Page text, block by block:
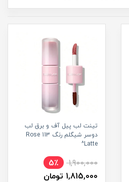
تینت لب پیل آف و برق لب
دوسر شیگلم رنگ 113 Rose
Latte^
1,900,000
5٪
1,815,000 تومان